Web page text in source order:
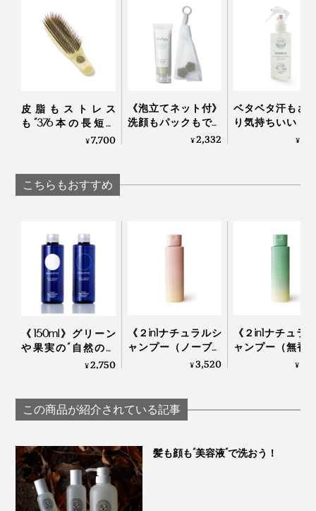
皮脂もストレス
も“376本の長短ピ
ン”が洗い流してくれ
ルプブラシ
¥7,700
《泡立てネット付》
洗顔もパックもでき
る、「富山クレイ フ
¥2,332
ベタベタ汗もさ
り気持ちいい！
顔も体も、スプ
¥
こちらもおすすめ
《150ml》グリーン
や果実の“自然の香
り”でリフレッシュ！
身シャンプー」｜
MANGETSU・
¥2,750
《２in1ナチュラルシ
ャンプー（ノーブル
フラワー）250ml 》
のアミノ酸系シャン
プー | uruotte
¥3,520
《２in1ナチュラ
ャンプー（無香
250ml 》「茶の
¥
この商品が紹介されている記事
髪も顔も“美容液”で洗おう！